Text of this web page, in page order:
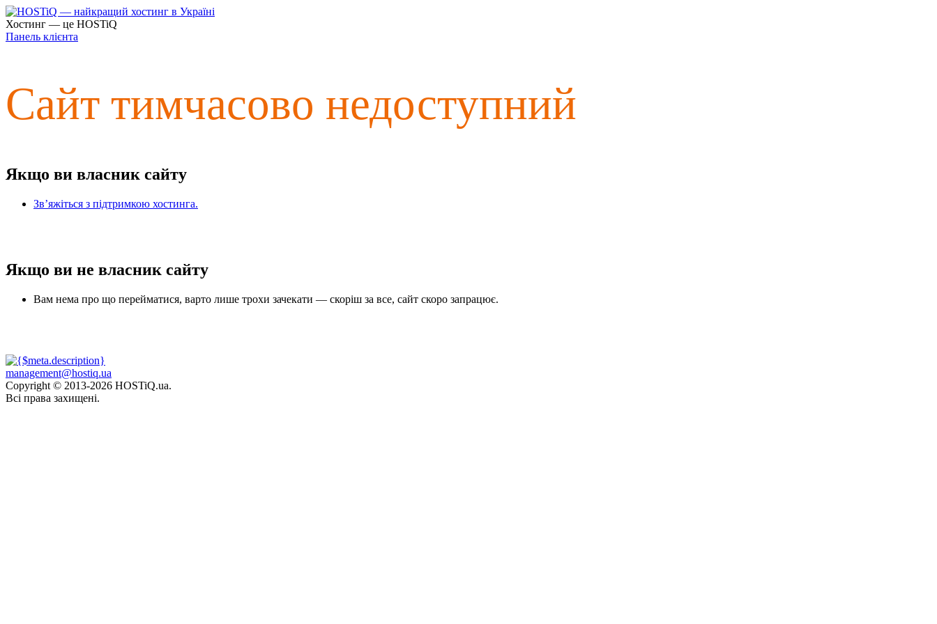
Хостинг — це HOSTiQ
Панель клієнта
Сайт тимчасово недоступний
Якщо ви власник сайту
Зв’яжіться з підтримкою хостинга.
Якщо ви не власник сайту
Вам нема про що перейматися, варто лише трохи зачекати — скоріш за все, сайт скоро запрацює.
management@hostiq.ua
Copyright © 2013-2026 HOSTiQ.ua.
Всі права захищені.